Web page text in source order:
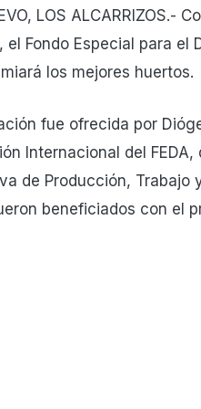
LOS ALCARRIZOS.-
el Fondo Especial para el
los mejores huertos.
fue ofrecida por
Internacional del
de Producción,
beneficiados con el